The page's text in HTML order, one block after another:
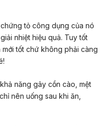
tỏ công dụng của nó
nhiệt hiệu quả. Tuy tốt
tốt chứ không phải càng
năng gây cồn cào, mệt
nên uống sau khi ăn,